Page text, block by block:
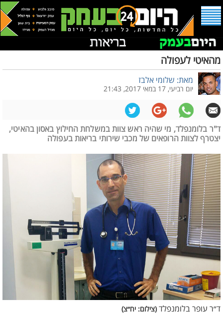
מהאיטי לעפולה
מאת: שלומי אלבז
יום רביעי, 17 במאי 2017, 21:43
ד"ר בלומנפלד, מי שהיה ראש צוות במשלחת החילוץ באסון בהאיטי,
יצטרף לצוות הרופאים של מכבי שירותי בריאות בעפולה
ד״ר עופר בלומנפלד (צילום: יח״צ)